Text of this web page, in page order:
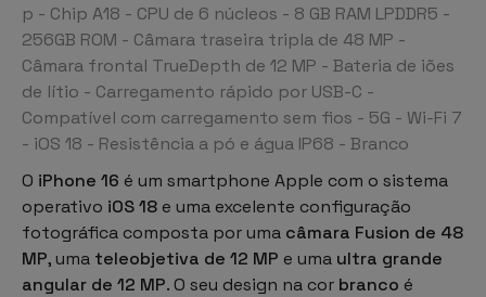
p - Chip A18 - CPU de 6 núcleos - 8 GB RAM LPDDR5 -
256GB ROM - Câmara traseira tripla de 48 MP -
Câmara frontal TrueDepth de 12 MP - Bateria de iões
de lítio - Carregamento rápido por USB-C -
Compatível com carregamento sem fios - 5G - Wi-Fi 7
- iOS 18 - Resistência a pó e água IP68 - Branco
O iPhone 16 é um smartphone Apple com o sistema
operativo iOS 18 e uma excelente configuração
fotográfica composta por uma câmara Fusion de 48
MP, uma teleobjetiva de 12 MP e uma ultra grande
angular de 12 MP. O seu design na cor branco é